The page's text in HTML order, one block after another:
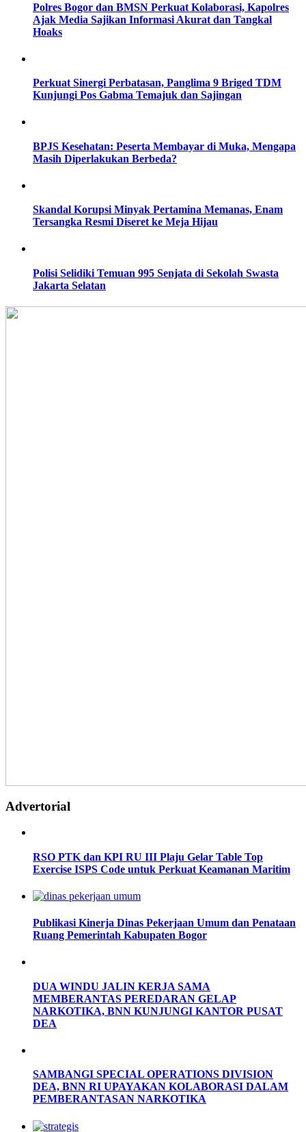
Polres Bogor dan BMSN Perkuat Kolaborasi, Kapolres
Ajak Media Sajikan Informasi Akurat dan Tangkal
Hoaks
Perkuat Sinergi Perbatasan, Panglima 9 Briged TDM
Kunjungi Pos Gabma Temajuk dan Sajingan
BPJS Kesehatan: Peserta Membayar di Muka, Mengapa
Masih Diperlakukan Berbeda?
Skandal Korupsi Minyak Pertamina Memanas, Enam
Tersangka Resmi Diseret ke Meja Hijau
Polisi Selidiki Temuan 995 Senjata di Sekolah Swasta
Jakarta Selatan
Advertorial
RSO PTK dan KPI RU III Plaju Gelar Table Top
Exercise ISPS Code untuk Perkuat Keamanan Maritim
Publikasi Kinerja Dinas Pekerjaan Umum dan Penataan
Ruang Pemerintah Kabupaten Bogor
DUA WINDU JALIN KERJA SAMA
MEMBERANTAS PEREDARAN GELAP
NARKOTIKA, BNN KUNJUNGI KANTOR PUSAT
DEA
SAMBANGI SPECIAL OPERATIONS DIVISION
DEA, BNN RI UPAYAKAN KOLABORASI DALAM
PEMBERANTASAN NARKOTIKA